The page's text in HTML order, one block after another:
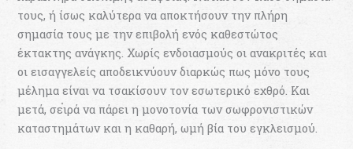
τους, ή ίσως καλύτερα να αποκτήσουν την πλήρη
σημασία τους με την επιβολή ενός καθεστώτος
έκτακτης ανάγκης. Χωρίς ενδοιασμούς οι ανακριτές και
οι εισαγγελείς αποδεικνύουν διαρκώς πως μόνο τους
μέλημα είναι να τσακίσουν τον εσωτερικό εχθρό. Και
μετά, σειρά να πάρει η μονοτονία των σωφρονιστικών
καταστημάτων και η καθαρή, ωμή βία του εγκλεισμού.